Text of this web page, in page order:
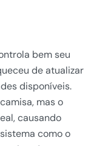
bem seu
de atualizar
disponíveis.
mas o
causando
como o